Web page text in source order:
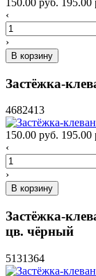
‹
›
В корзину
Застёжка-
4682413
150.00 руб. 195.00
‹
›
В корзину
Застёжка-
цв. чёрный
5131364